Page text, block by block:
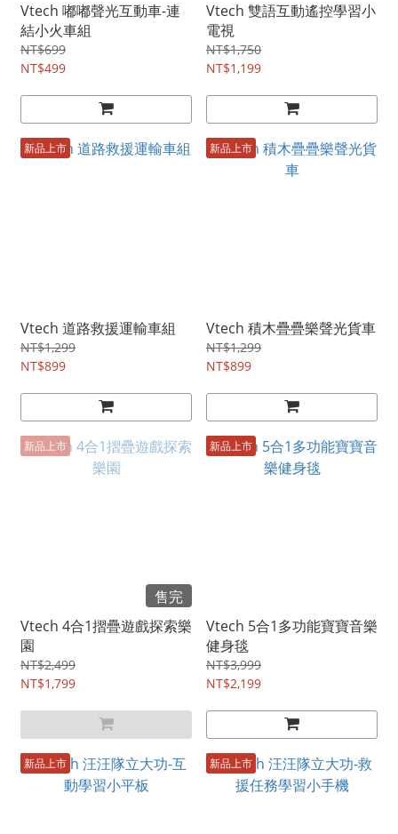
Vtech 嘟嘟聲光互動車-連
結小火車組
NT$699
NT$499
Vtech 雙語互動遙控學習小
電視
NT$1,750
NT$1,199
新品上市
Vtech 道路救援運輸車組
NT$1,299
NT$899
新品上市
Vtech 積木疊疊樂聲光貨車
NT$1,299
NT$899
新品上市
售完
Vtech 4合1摺疊遊戲探索樂
園
NT$2,499
NT$1,799
新品上市
Vtech 5合1多功能寶寶音樂
健身毯
NT$3,999
NT$2,199
新品上市 新品上市